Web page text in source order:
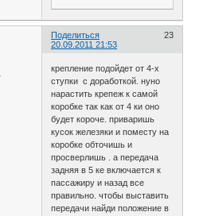
Поделиться
23
20.09.2011 21:53
крепление подойдет от 4-х
ступки с доработкой. нуно
нарастить крепеж к самой
коробке так как от 4 ки оно
будет короче. приваришь
кусок железяки и поместу на
коробке обточишь и
просверлишь . а передача
задняя в 5 ке включается к
пассажиру и назад все
правильно. чтобы выставить
передачи найди положение в